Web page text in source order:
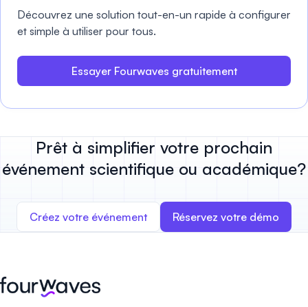
Découvrez une solution tout-en-un rapide à configurer
et simple à utiliser pour tous.
Essayer Fourwaves gratuitement
Prêt à simplifier votre prochain
événement scientifique ou académique?
Créez votre événement Réservez votre démo